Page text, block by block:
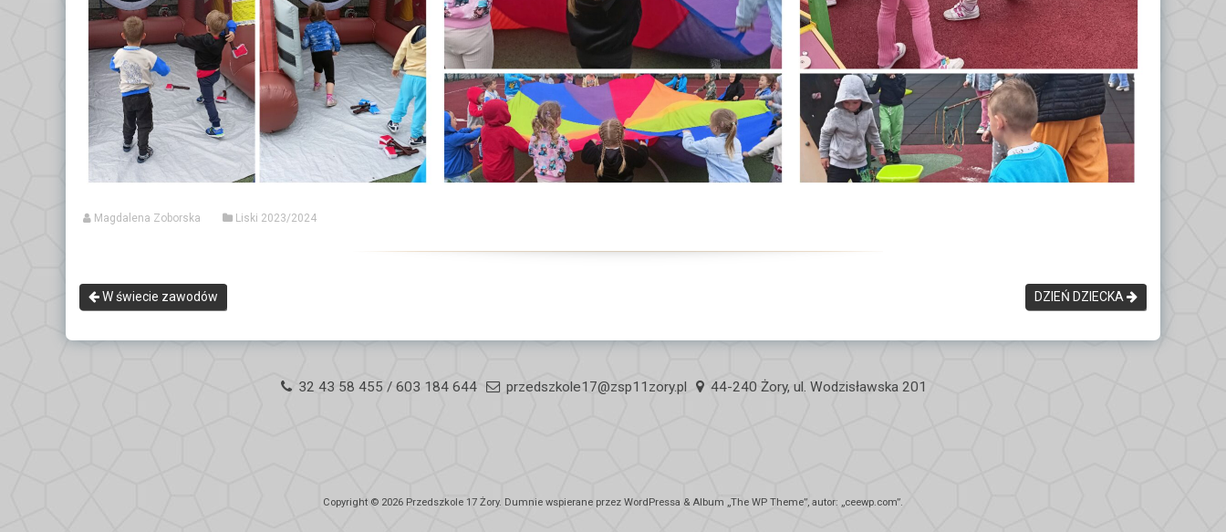
Magdalena Zoborska Liski 2023/2024
W świecie zawodów DZIEŃ DZIECKA
32 43 58 455 / 603 184 644 przedszkole17@zsp11zory.pl 44-240 Żory, ul. Wodzisławska 201
Copyright © 2026 Przedszkole 17 Żory. Dumnie wspierane przez WordPressa & Album „The WP Theme”, autor: „ceewp.com”.